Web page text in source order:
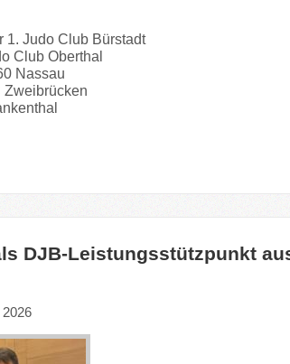
1. Judo Club Bürstadt
Club Oberthal
Nassau
Zweibrücken
DJB-Leistungsstützpunkt